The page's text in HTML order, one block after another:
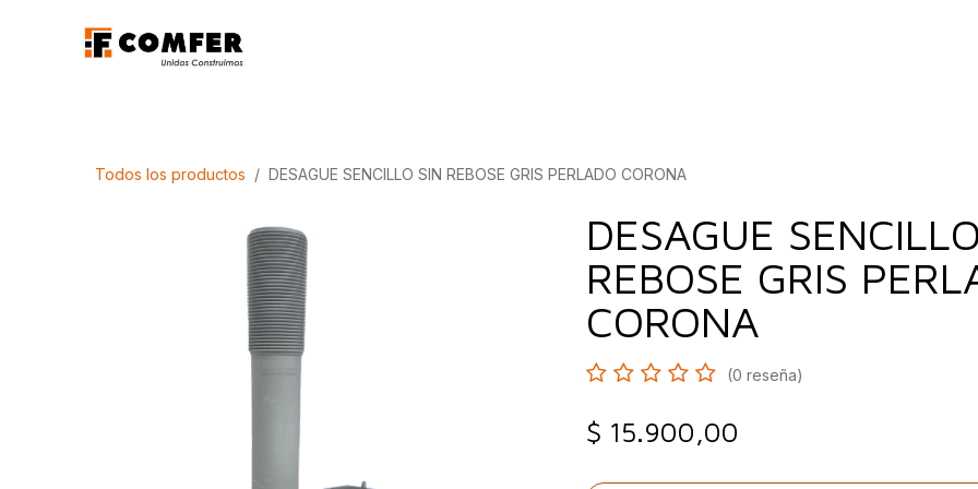
Todos los productos DESAGUE SENCILLO SIN REBOSE GRIS PERLADO CORONA
DESAGUE
REBOSE GRIS
CORONA
(0 reseña)
$ 15.900,00